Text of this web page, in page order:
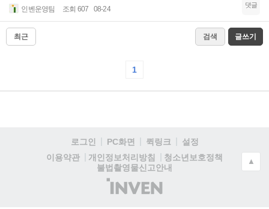
인벤운영팀 조회 607 08-24 댓글
최근 검색 글쓰기
1
로그인 PC화면 퀵링크
설정
이용약관
개인정보처리방침
청소년보호정책
불법촬영물신고안내
(주)
인
▲